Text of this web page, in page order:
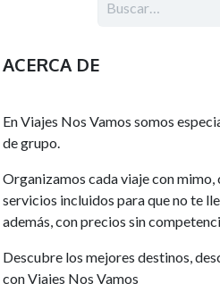
ACERCA DE
En Viajes Nos Vamos somos
de grupo.
Organizamos cada viaje con mimo,
servicios incluidos para que no te
además, con precios sin
Descubre los mejores destinos,
con Viajes Nos Vamos